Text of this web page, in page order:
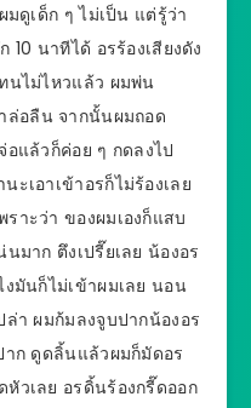
มดูเด็ก ๆ ไม่เป็น แต่รู้ว่า
10 นาทีได้ อรร้องเสียงดัง
นไม่ไหวแล้ว ผมพ่น
ล่อลืน จากนั้นผมถอด
อแล้วก็ค่อย ๆ กดลงไป
ะเอาเข้าอรก็ไม่ร้องเลย
าะว่า ของผมเองก็แสบ
มาก ตึงเปรี๊ยเลย น้องอร
มันก็ไม่เข้าผมเลย นอน
ล่า ผมก้มลงจูบปากน้องอร
าก ดูดลิ้นแล้วผมก็มัดอร
วเลย อรดิ้นร้องกรี๊ดออก